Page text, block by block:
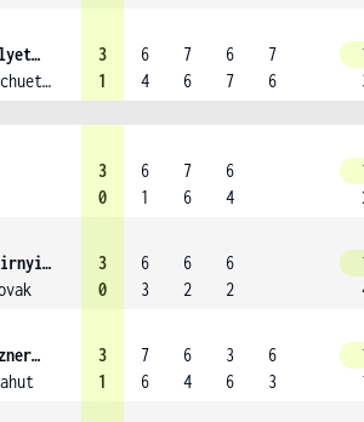
Ullyett (4)
Schuettler
3
1
6
4
7
6
6
7
7
6
3
0
6
1
7
6
6
4
Mirnyi (2)
3
0
6
3
6
2
6
2
Vizner (11)
3
1
7
6
6
4
3
6
6
3